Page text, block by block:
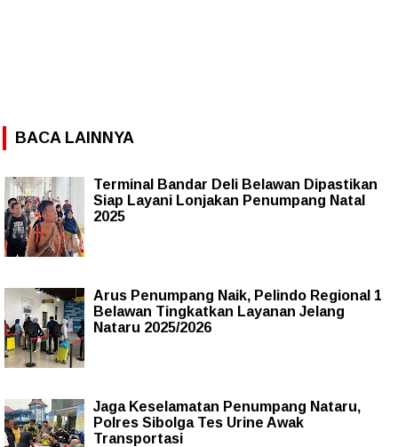
BACA LAINNYA
Terminal Bandar Deli Belawan Dipastikan
Siap Layani Lonjakan Penumpang Natal
2025
Arus Penumpang Naik, Pelindo Regional 1
Belawan Tingkatkan Layanan Jelang
Nataru 2025/2026
Jaga Keselamatan Penumpang Nataru,
Polres Sibolga Tes Urine Awak
Transportasi